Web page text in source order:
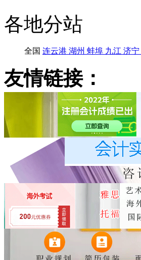
各地分站
全国 连云港 湖州 蚌埠 九江 济宁
友情链接：